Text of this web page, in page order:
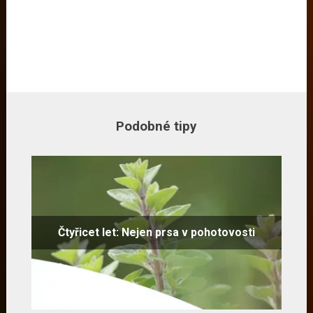
Podobné tipy
Čtyřicet let: Nejen prsa v pohotovosti